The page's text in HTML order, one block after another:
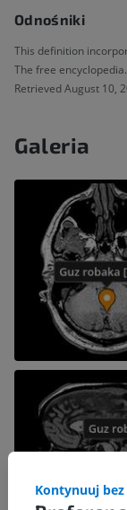
Odnośniki
This definition
The free
Retrieved August 10,
Galeria
Kontynuuj